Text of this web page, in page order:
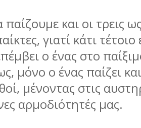
και οι τρεις
γιατί κάτι τέτοιο
ο ένας στο
μόνο ο ένας παίζει
μένοντας στις
αρμοδιότητές μας.